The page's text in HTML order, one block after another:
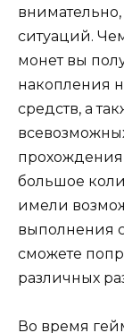
ситуаций.
монет вы
накопления
средств, а
прохождения
большое
имели
выполнения
сможете
различных
Во время